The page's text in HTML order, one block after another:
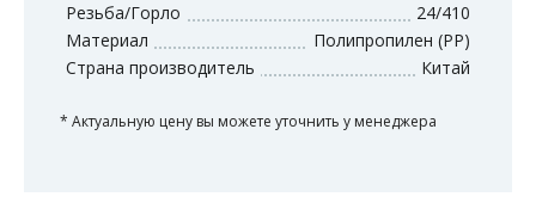
Резьба/Горло
24/410
Материал
Полипропилен (PP)
Страна производитель
Китай
* Актуальную цену вы можете уточнить у менеджера